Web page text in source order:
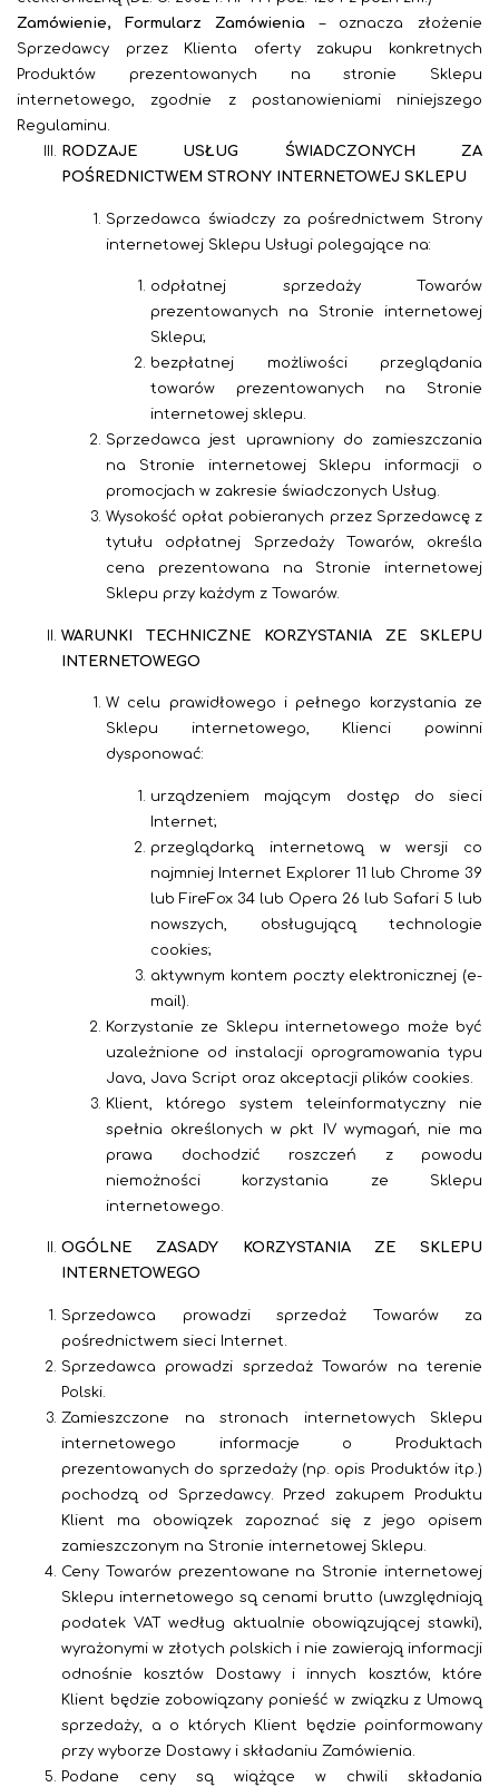
Zamówienie, Formularz Zamówienia – oznacza złożenie
Sprzedawcy przez Klienta oferty zakupu konkretnych
Produktów prezentowanych na stronie Sklepu
internetowego, zgodnie z postanowieniami niniejszego
Regulaminu.
RODZAJE USŁUG ŚWIADCZONYCH ZA
POŚREDNICTWEM STRONY INTERNETOWEJ SKLEPU
Sprzedawca świadczy za pośrednictwem Strony
internetowej Sklepu Usługi polegające na:
odpłatnej sprzedaży Towarów
prezentowanych na Stronie internetowej
Sklepu;
bezpłatnej możliwości przeglądania
towarów prezentowanych na Stronie
internetowej sklepu.
Sprzedawca jest uprawniony do zamieszczania
na Stronie internetowej Sklepu informacji o
promocjach w zakresie świadczonych Usług.
Wysokość opłat pobieranych przez Sprzedawcę z
tytułu odpłatnej Sprzedaży Towarów, określa
cena prezentowana na Stronie internetowej
Sklepu przy każdym z Towarów.
WARUNKI TECHNICZNE KORZYSTANIA ZE SKLEPU
INTERNETOWEGO
W celu prawidłowego i pełnego korzystania ze
Sklepu internetowego, Klienci powinni
dysponować:
urządzeniem mającym dostęp do sieci
Internet;
przeglądarką internetową w wersji co
najmniej Internet Explorer 11 lub Chrome 39
lub FireFox 34 lub Opera 26 lub Safari 5 lub
nowszych , obsługującą technologie
cookies;
aktywnym kontem poczty elektronicznej (e-
mail).
Korzystanie ze Sklepu internetowego może być
uzależnione od instalacji oprogramowania typu
Java, Java Script oraz akceptacji plików cookies.
Klient, którego system teleinformatyczny nie
spełnia określonych w pkt IV wymagań, nie ma
prawa dochodzić roszczeń z powodu
niemożności korzystania ze Sklepu
internetowego.
OGÓLNE ZASADY KORZYSTANIA ZE SKLEPU
INTERNETOWEGO
Sprzedawca prowadzi sprzedaż Towarów za
pośrednictwem sieci Internet.
Sprzedawca prowadzi sprzedaż Towarów na terenie
Polski.
Zamieszczone na stronach internetowych Sklepu
internetowego informacje o Produktach
prezentowanych do sprzedaży (np. opis Produktów itp.)
pochodzą od Sprzedawcy. Przed zakupem Produktu
Klient ma obowiązek zapoznać się z jego opisem
zamieszczonym na Stronie internetowej Sklepu.
Ceny Towarów prezentowane na Stronie internetowej
Sklepu internetowego są cenami brutto (uwzględniają
podatek VAT według aktualnie obowiązującej stawki),
wyrażonymi w złotych polskich i nie zawierają informacji
odnośnie kosztów Dostawy i innych kosztów, które
Klient będzie zobowiązany ponieść w związku z Umową
sprzedaży, a o których Klient będzie poinformowany
przy wyborze Dostawy i składaniu Zamówienia.
Podane ceny są wiążące w chwili składania